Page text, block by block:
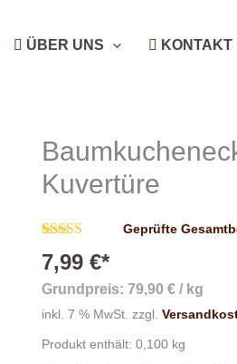
ÜBER UNS KONTAKT
Kuvertüre
Bewertet mit
4.88von 5,
basierend auf
8
Kundenbewertungen
Geprüfte
7,99 €*
Grundpreis: 79,90 € / kg
inkl. 7 % MwSt. zzgl.
Produkt enthält: 0,100 kg